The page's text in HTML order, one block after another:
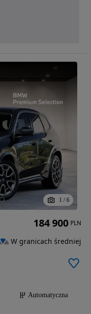
1 / 6
Automatyczna
184 900 PLN
W granicach średniej